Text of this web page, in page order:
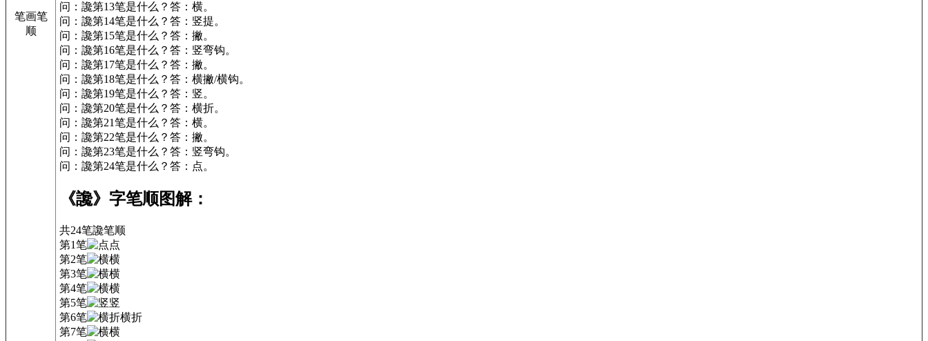
笔画笔
顺
问：讒第13笔是什么？答：横。
问：讒第14笔是什么？答：竖提。
问：讒第15笔是什么？答：撇。
问：讒第16笔是什么？答：竖弯钩。
问：讒第17笔是什么？答：撇。
问：讒第18笔是什么？答：横撇/横钩。
问：讒第19笔是什么？答：竖。
问：讒第20笔是什么？答：横折。
问：讒第21笔是什么？答：横。
问：讒第22笔是什么？答：撇。
问：讒第23笔是什么？答：竖弯钩。
问：讒第24笔是什么？答：点。
《讒》字笔顺图解：
共24笔讒笔顺
第1笔
点
第2笔
横
第3笔
横
第4笔
横
第5笔
竖
第6笔
横折
第7笔
横